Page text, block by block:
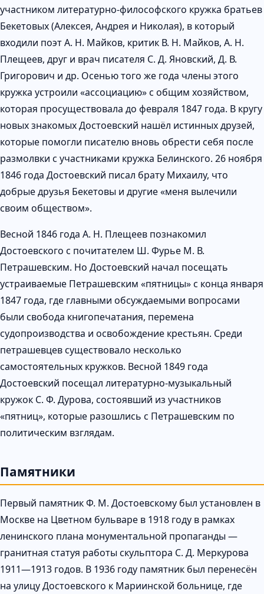
участником литературно-философского кружка братьев
Бекетовых (Алексея, Андрея и Николая), в который
входили поэт А. Н. Майков, критик В. Н. Майков, А. Н.
Плещеев, друг и врач писателя С. Д. Яновский, Д. В.
Григорович и др. Осенью того же года члены этого
кружка устроили «ассоциацию» с общим хозяйством,
которая просуществовала до февраля 1847 года. В кругу
новых знакомых Достоевский нашёл истинных друзей,
которые помогли писателю вновь обрести себя после
размолвки с участниками кружка Белинского. 26 ноября
1846 года Достоевский писал брату Михаилу, что
добрые друзья Бекетовы и другие «меня вылечили
своим обществом».
Весной 1846 года А. Н. Плещеев познакомил
Достоевского с почитателем Ш. Фурье М. В.
Петрашевским. Но Достоевский начал посещать
устраиваемые Петрашевским «пятницы» с конца января
1847 года, где главными обсуждаемыми вопросами
были свобода книгопечатания, перемена
судопроизводства и освобождение крестьян. Среди
петрашевцев существовало несколько
самостоятельных кружков. Весной 1849 года
Достоевский посещал литературно-музыкальный
кружок С. Ф. Дурова, состоявший из участников
«пятниц», которые разошлись с Петрашевским по
политическим взглядам.
Памятники
Первый памятник Ф. М. Достоевскому был установлен в
Москве на Цветном бульваре в 1918 году в рамках
ленинского плана монументальной пропаганды —
гранитная статуя работы скульптора С. Д. Меркурова
1911—1913 годов. В 1936 году памятник был перенесён
на улицу Достоевского к Мариинской больнице, где